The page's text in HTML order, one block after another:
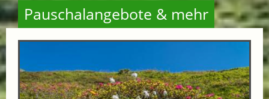
Pauschalangebote & mehr